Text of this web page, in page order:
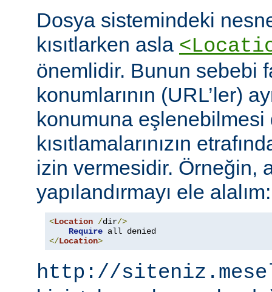
Dosya sistemindeki
kısıtlarken asla
önemlidir. Bunun sebebi
konumlarının (URL’ler)
konumuna eşlenebilmesi
kısıtlamalarınızın
izin vermesidir. Örneğin,
yapılandırmayı ele alalım:
<Location /dir/>
Require
</Location>
http://